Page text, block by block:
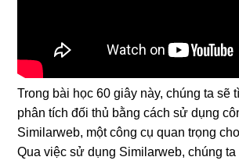
Trong bài học 60 giây này, chúng ta sẽ
phân tích đối thủ bằng cách sử dụng
Similarweb, một công cụ quan trọng
Qua việc sử dụng Similarweb, chúng ta